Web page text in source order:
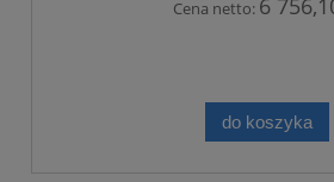
Cena netto:
do koszyka